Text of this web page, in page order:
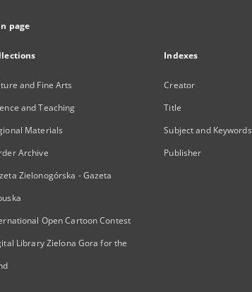
page
and Fine Arts
and Teaching
Materials
Archive
Zielonogórska - Gazeta
Open Cartoon Contest
Library Zielona Gora for the
Indexes
Creator
Title
Subject and Keywords
Publisher